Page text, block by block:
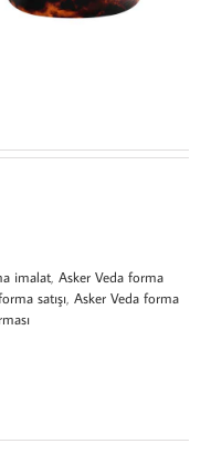
imalat Asker Veda forma
satışı Asker Veda forma